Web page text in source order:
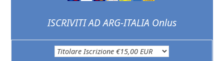
ISCRIVITI AD ARG-ITALIA Onlus